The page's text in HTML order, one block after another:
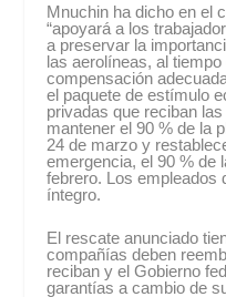
Mnuchin ha dicho en el
“apoyará a los
a preservar la
las aerolíneas, al
compensación
el paquete de estímulo
privadas que reciban
mantener el 90 % de la
24 de marzo y
emergencia, el 90 % de
febrero. Los empleados
íntegro.
El rescate anunciado
compañías deben
reciban y el Gobierno
garantías a cambio de